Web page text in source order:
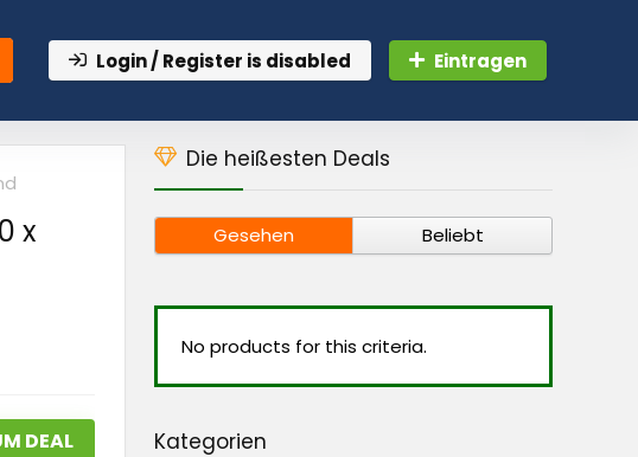
Login / Register is disabled Eintragen
x
DEAL
Die heißesten Deals
Gesehen Beliebt
No products for this criteria.
Kategorien